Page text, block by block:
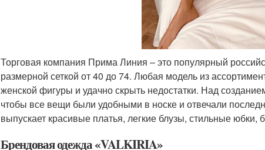
Торговая компания Прима Линия – это популярный
размерной сеткой от 40 до 74. Любая модель из
женской фигуры и удачно скрыть недостатки. Над
чтобы все вещи были удобными в носке и отвечали
выпускает красивые платья, легкие блузы, стильные
Брендовая одежда «VALKIRIA»